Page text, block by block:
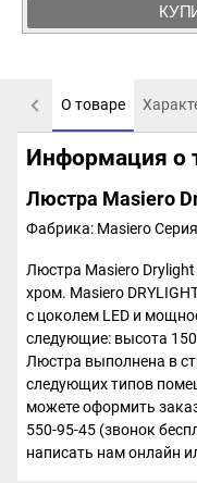
О товаре
Информация о
Люстра Masiero
Фабрика: Masiero
Люстра Masiero Drylight
хром. Masiero
с цоколем LED и
следующие: высота
Люстра выполнена в
следующих типов
можете оформить
550-95-45 (звонок
написать нам онлайн